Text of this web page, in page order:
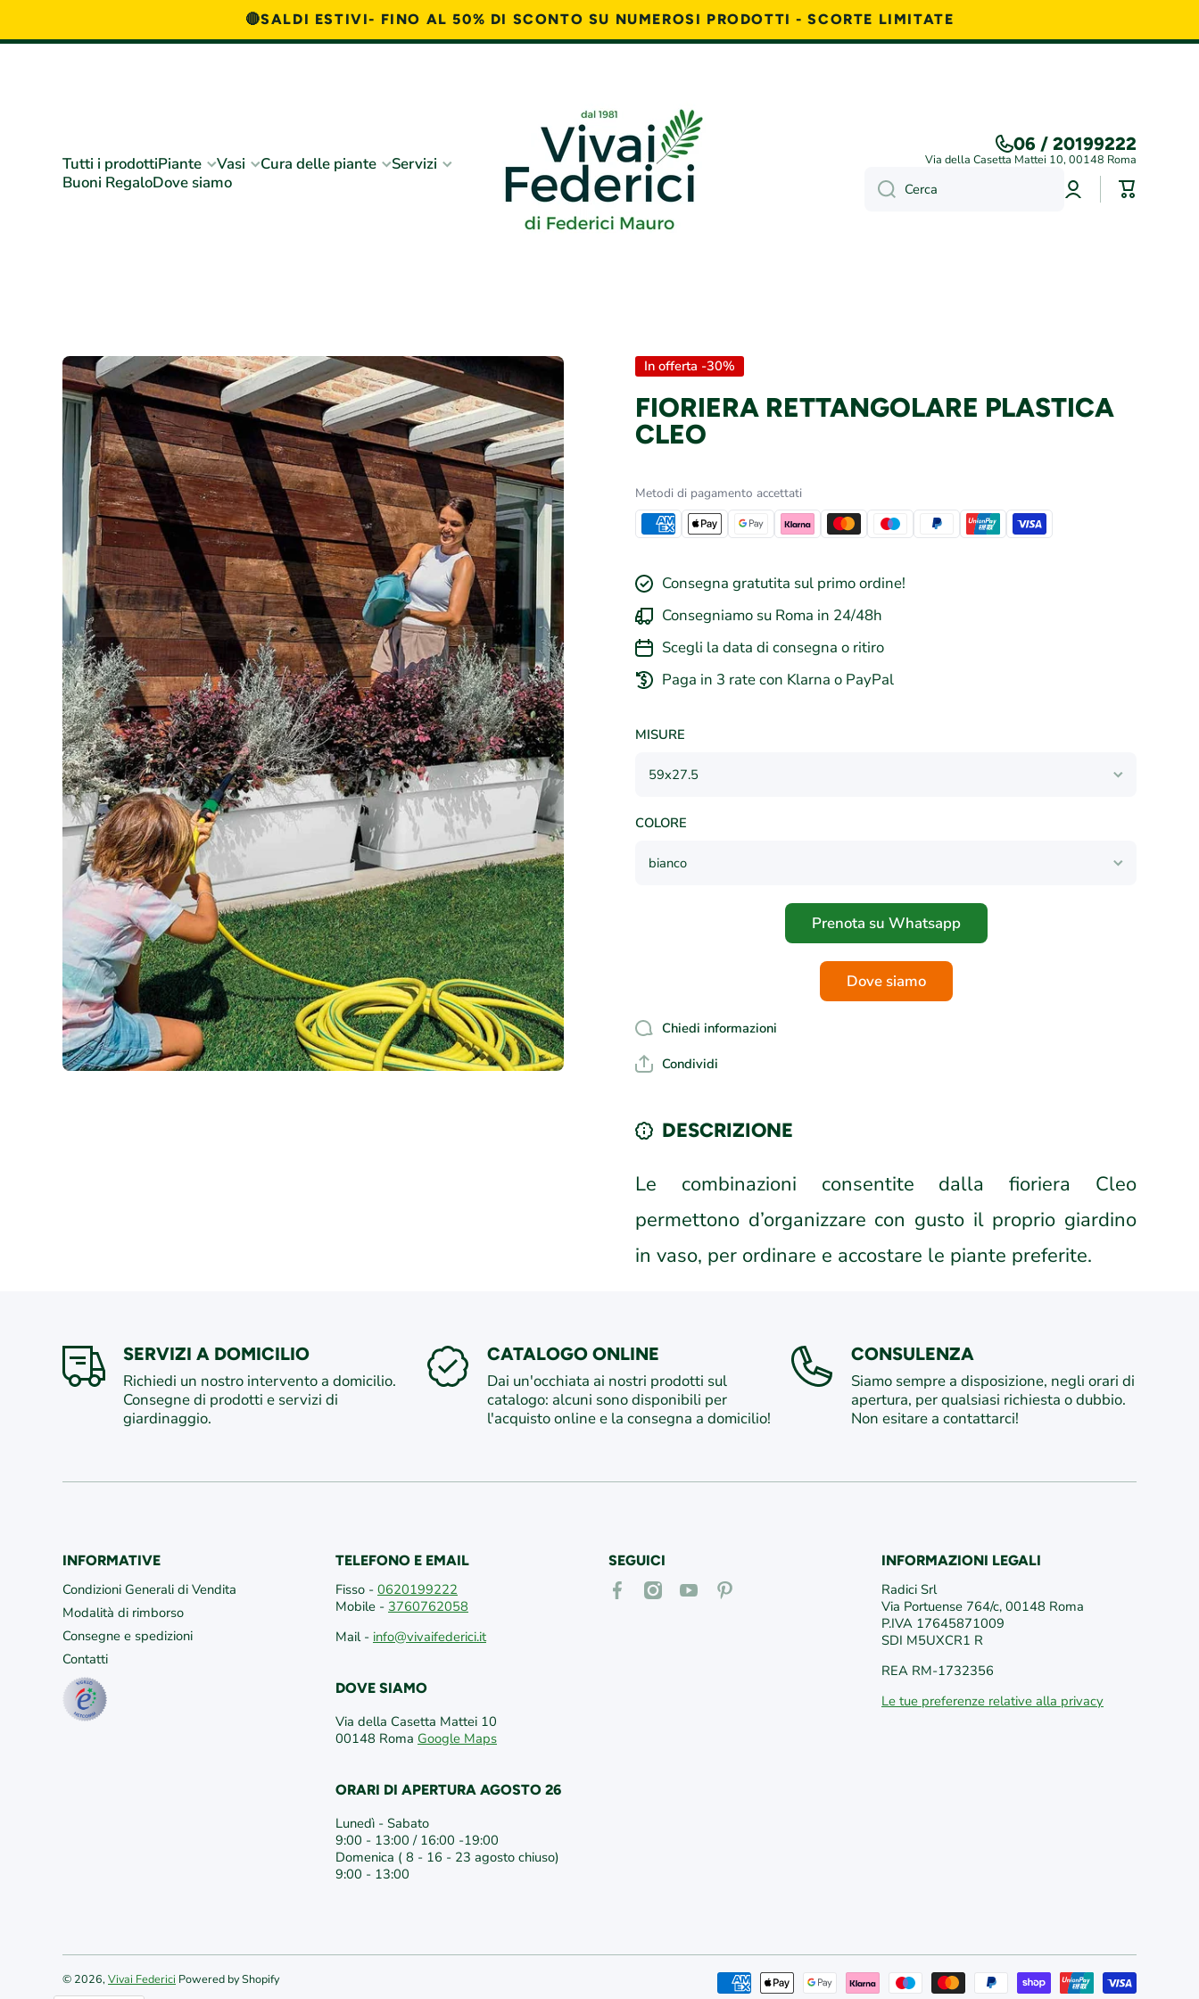
🔴SALDI ESTIVI- FINO AL 50% DI SCONTO SU NUMEROSI PRODOTTI - SCORTE LIMITATE
Tutti i prodottiPiante Vasi Cura delle piante
Servizi
Buoni RegaloDove siamo
06 / 20199222
Via della Casetta Mattei 10, 00148 Roma
Cerca Accedi Carrello
Passa alle informazioni sul prodotto In offerta -30%
FIORIERA RETTANGOLARE PLASTICA
CLEO
Metodi di pagamento accettati
Consegna gratutita sul primo ordine!
Consegniamo su Roma in 24/48h
Scegli la data di consegna o ritiro
Paga in 3 rate con Klarna o PayPal
MISURE
COLORE
Prenota su Whatsapp
Dove siamo
Chiedi informazioni
Condividi
DESCRIZIONE
Le combinazioni consentite dalla fioriera Cleo
permettono d’organizzare con gusto il proprio giardino
in vaso, per ordinare e accostare le piante preferite.
SERVIZI A DOMICILIO
Richiedi un nostro intervento a domicilio.
Consegne di prodotti e servizi di
giardinaggio.
CATALOGO ONLINE
Dai un'occhiata ai nostri prodotti sul
catalogo: alcuni sono disponibili per
l'acquisto online e la consegna a domicilio!
CONSULENZA
Siamo sempre a disposizione, negli orari di
apertura, per qualsiasi richiesta o dubbio.
Non esitare a contattarci!
INFORMATIVE
Condizioni Generali di Vendita
Modalità di rimborso
Consegne e spedizioni
Contatti
TELEFONO E EMAIL
Fisso - 0620199222
Mobile - 3760762058
Mail - info@vivaifederici.it
DOVE SIAMO
Via della Casetta Mattei 10
00148 Roma Google Maps
ORARI DI APERTURA AGOSTO 26
Lunedì - Sabato
9:00 - 13:00 / 16:00 -19:00
Domenica ( 8 - 16 - 23 agosto chiuso)
9:00 - 13:00
SEGUICI
facebookcom/vivaifederici
instagramcom/vivaifederici/
youtubecom/@vivaifedericiroma
itpinterestcom/VivaiFederici1981/
INFORMAZIONI LEGALI
Radici Srl
Via Portuense 764/c, 00148 Roma
P.IVA 17645871009
SDI M5UXCR1 R
REA RM-1732356
Le tue preferenze relative alla privacy
© 2026, Vivai Federici Powered by Shopify